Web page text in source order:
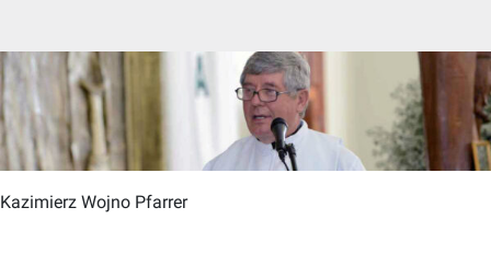
Kazimierz Wojno Pfarrer